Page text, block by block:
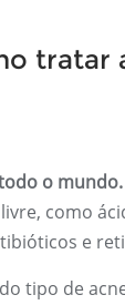
tratar
o mundo.
como
e
tipo de